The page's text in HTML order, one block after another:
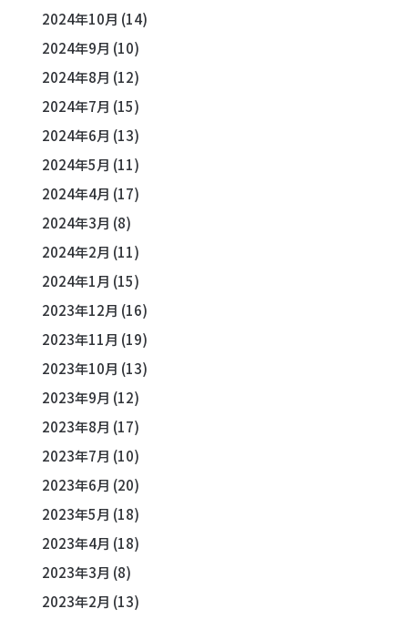
2024年10月 (14)
2024年9月 (10)
2024年8月 (12)
2024年7月 (15)
2024年6月 (13)
2024年5月 (11)
2024年4月 (17)
2024年3月 (8)
2024年2月 (11)
2024年1月 (15)
2023年12月 (16)
2023年11月 (19)
2023年10月 (13)
2023年9月 (12)
2023年8月 (17)
2023年7月 (10)
2023年6月 (20)
2023年5月 (18)
2023年4月 (18)
2023年3月 (8)
2023年2月 (13)